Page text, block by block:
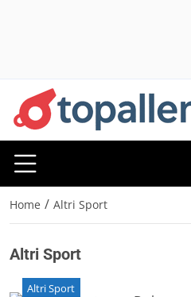
Home / Altri Sport
Altri Sport
Altri Sport